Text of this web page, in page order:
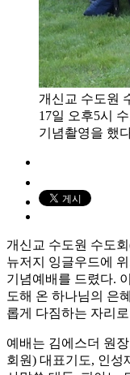
개신교 수도원
17일 오후5시
기념촬영을 했
개신교 수도원 수도
뉴저지 잉글우드에
기념예배를 드렸다.
도해 온 하나님의 은
롭게 다짐하는 자리
예배는 김에스더 원
회원) 대표기도, 인성